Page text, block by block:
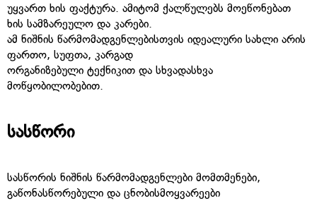
უყვართ ხის ფაქტურა. ამიტომ ქალწულებს მოეწონებათ
ხის სამზარეულო და კარები.
ამ ნიშნის წარმომადგენლებისთვის იდეალური სახლი არის
ფართო, სუფთა, კარგად
ორგანიზებული ტექნიკით და სხვადასხვა
მოწყობილობებით.
სასწორი
სასწორის ნიშნის წარმომადგენლები მომთმენები,
გაწონასწორებული და ცნობისმოყვარეები